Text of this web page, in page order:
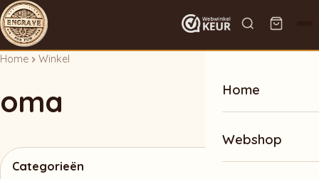
Home
Webshop
Home Winkel
oma
Categorieën